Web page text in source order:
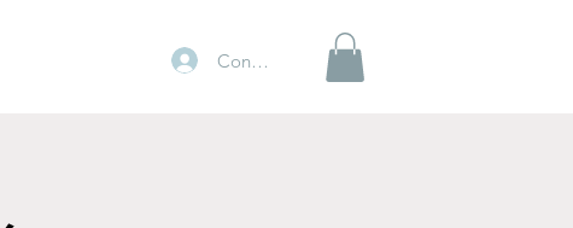
Connexion